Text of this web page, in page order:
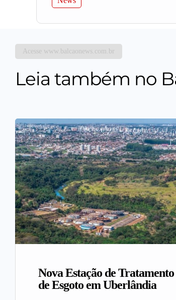
Acesse www.balcaonews.com.br
Leia também no
Nova Estação de Tratamento
de Esgoto em Uberlândia